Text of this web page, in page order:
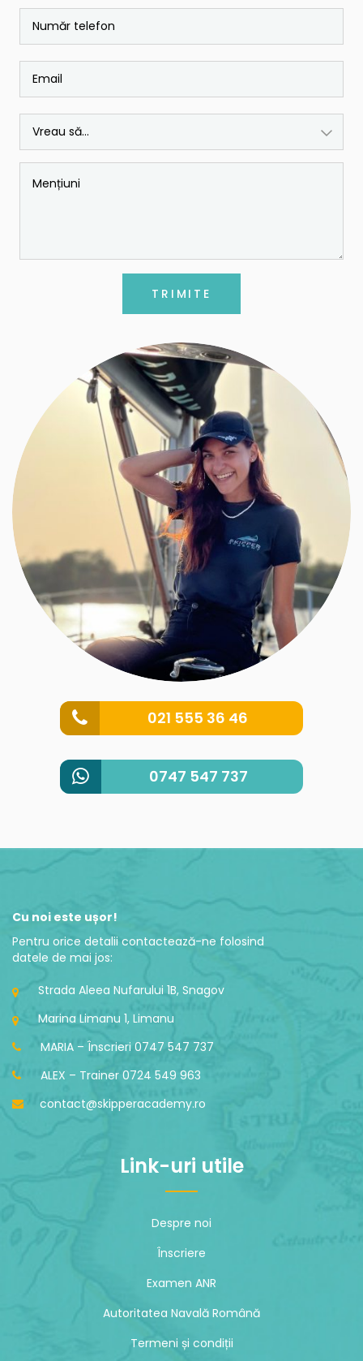
TRIMITE
021 555 36 46
0747 547 737
Cu noi este ușor!
Pentru orice detalii contactează-ne folosind
datele de mai jos:
Strada Aleea Nufarului 1B, Snagov
Marina Limanu 1, Limanu
MARIA – Înscrieri 0747 547 737
ALEX – Trainer 0724 549 963
contact@skipperacademy.ro
Link-uri utile
Despre noi
Înscriere
Examen ANR
Autoritatea Navală Română
Termeni și condiții